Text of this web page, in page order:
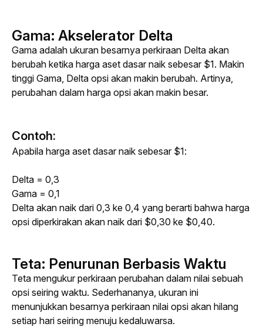
Gama: Akselerator Delta
Gama adalah ukuran besarnya perkiraan Delta akan
berubah ketika harga aset dasar naik sebesar $1. Makin
tinggi Gama, Delta opsi akan makin berubah. Artinya,
perubahan dalam harga opsi akan makin besar.
Contoh:
Apabila harga aset dasar naik sebesar $1:
Delta = 0,3
Gama = 0,1
Delta akan naik dari 0,3 ke 0,4 yang berarti bahwa harga
opsi diperkirakan akan naik dari $0,30 ke $0,40.
Teta: Penurunan Berbasis Waktu
Teta mengukur perkiraan perubahan dalam nilai sebuah
opsi seiring waktu. Sederhananya, ukuran ini
menunjukkan besarnya perkiraan nilai opsi akan hilang
setiap hari seiring menuju kedaluwarsa.